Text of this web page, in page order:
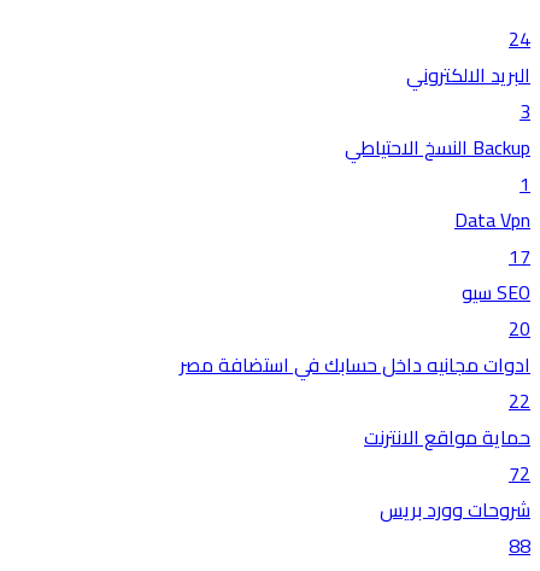
24
البريد الالكتروني
3
Backup النسخ الاحتياطي
1
Data Vpn
17
SEO سيو
20
ادوات مجانيه داخل حسابك في استضافة مصر
22
حماية مواقع الانترنت
72
شروحات وورد بريس
88